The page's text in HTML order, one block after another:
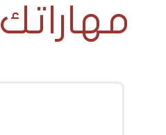
مهاراتك